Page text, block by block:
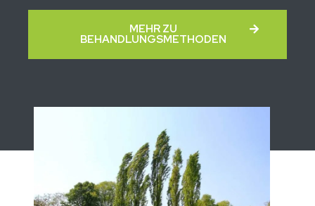
MEHR ZU
BEHANDLUNGSMETHODEN